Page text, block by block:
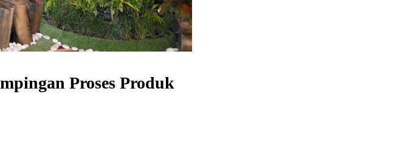
Proses Produk